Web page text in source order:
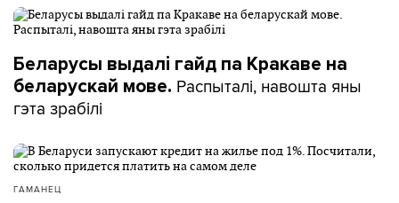
Беларусы выдалі гайд па Кракаве на
беларускай мове. Распыталі, навошта яны
гэта зрабілі
ГАМАНЕЦ